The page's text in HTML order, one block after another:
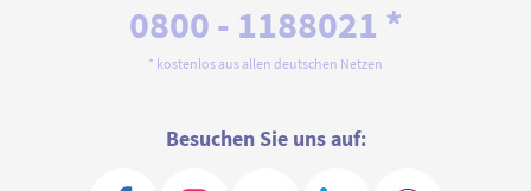
0800 - 1188021 *
* kostenlos aus allen deutschen Netzen
Besuchen Sie uns auf: